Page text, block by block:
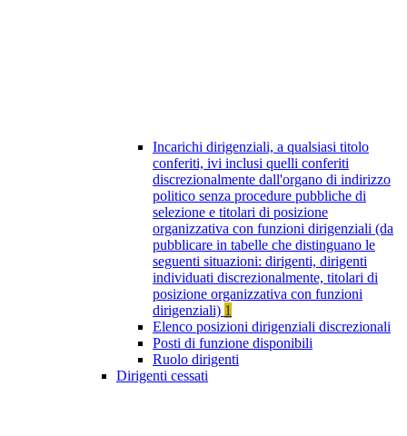
Incarichi dirigenziali, a qualsiasi titolo
conferiti, ivi inclusi quelli conferiti
discrezionalmente dall'organo di indirizzo
politico senza procedure pubbliche di
selezione e titolari di posizione
organizzativa con funzioni dirigenziali (da
pubblicare in tabelle che distinguano le
seguenti situazioni: dirigenti, dirigenti
individuati discrezionalmente, titolari di
posizione organizzativa con funzioni
dirigenziali) 1
Elenco posizioni dirigenziali discrezionali
Posti di funzione disponibili
Ruolo dirigenti
Dirigenti cessati